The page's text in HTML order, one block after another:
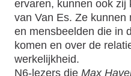
ervaren, kunnen ook zij
van Van Es. Ze
en mensbeelden die in
komen en over de
werkelijkheid.
N6-lezers die Max